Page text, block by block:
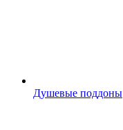
Душевые поддоны